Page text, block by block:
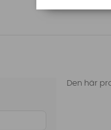
Den här